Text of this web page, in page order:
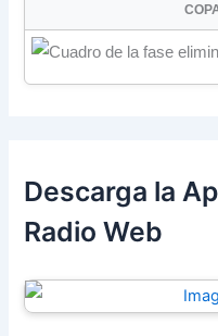
Descarga la
Radio Web